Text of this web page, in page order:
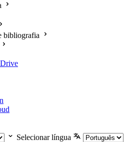
bibliografia
Selecionar língua